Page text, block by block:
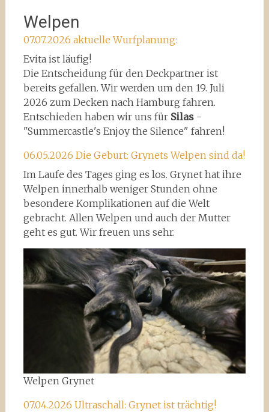
Welpen
07.07.2026 aktuelle Wurfplanung:
Evita ist läufig!
Die Entscheidung für den Deckpartner ist
bereits gefallen. Wir werden um den 19. Juli
2026 zum Decken nach Hamburg fahren.
Entschieden haben wir uns für Silas-
"Summercastle's Enjoy the Silence" fahren!
06.05.2026 Die Geburt: Grynets Welpen sind da!
Im Laufe des Tages ging es los. Grynet hat ihre
Welpen innerhalb weniger Stunden ohne
besondere Komplikationen auf die Welt
gebracht. Allen Welpen und auch der Mutter
geht es gut. Wir freuen uns sehr.
Welpen Grynet
07.04.2026 Ultraschall: Grynet ist trächtig!